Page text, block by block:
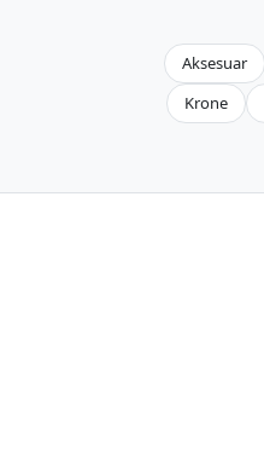
Aksesuar
Krone